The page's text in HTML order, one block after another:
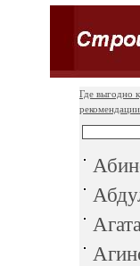
Где выгодно
рекомендации